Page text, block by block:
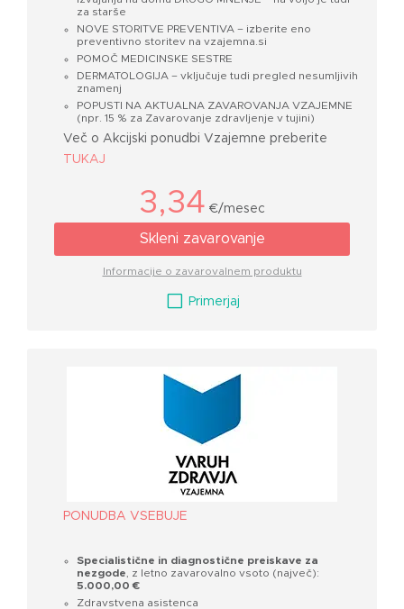
za starše
NOVE STORITVE PREVENTIVA – izberite eno
preventivno storitev na vzajemna.si
POMOČ MEDICINSKE SESTRE
DERMATOLOGIJA – vključuje tudi pregled nesumljivih
znamenj
POPUSTI NA AKTUALNA ZAVAROVANJA VZAJEMNE
(npr. 15 % za Zavarovanje zdravljenje v tujini)
Več o Akcijski ponudbi Vzajemne preberite
TUKAJ
3,34 €/mesec
Skleni zavarovanje
Informacije o zavarovalnem produktu
V Primerjaj
PONUDBA VSEBUJE
Specialistične in diagnostične preiskave za
nezgode , z letno zavarovalno vsoto (največ):
5.000,00 €
Zdravstvena asistenca